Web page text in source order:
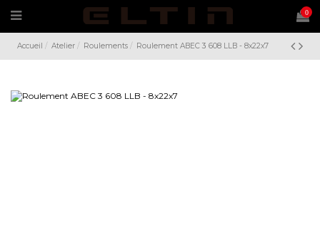
0
Accueil Atelier Roulements Roulement ABEC 3 608 LLB - 8x22x7